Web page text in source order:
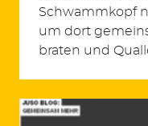
Schwammkopf
um dort
braten und